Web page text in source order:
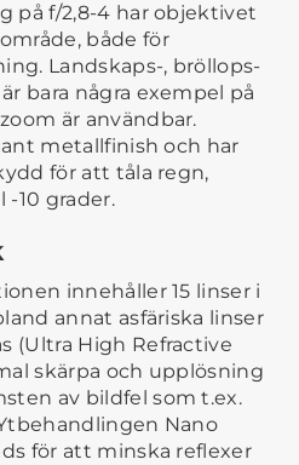
på f/2,8-4 har objektivet
både för
Landskaps-, bröllops-
bara några exempel på
är användbar.
metallfinish och har
för att tåla regn,
10 grader.
innehåller 15 linser i
annat asfäriska linser
(Ultra High Refractive
skärpa och upplösning
av bildfel som t.ex.
Nano
för att minska reflexer